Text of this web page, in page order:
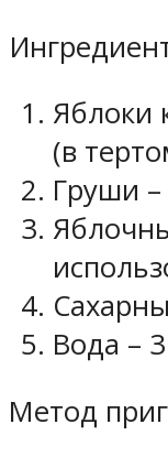
Яблоки
(в
Груши –
Вода –
Метод